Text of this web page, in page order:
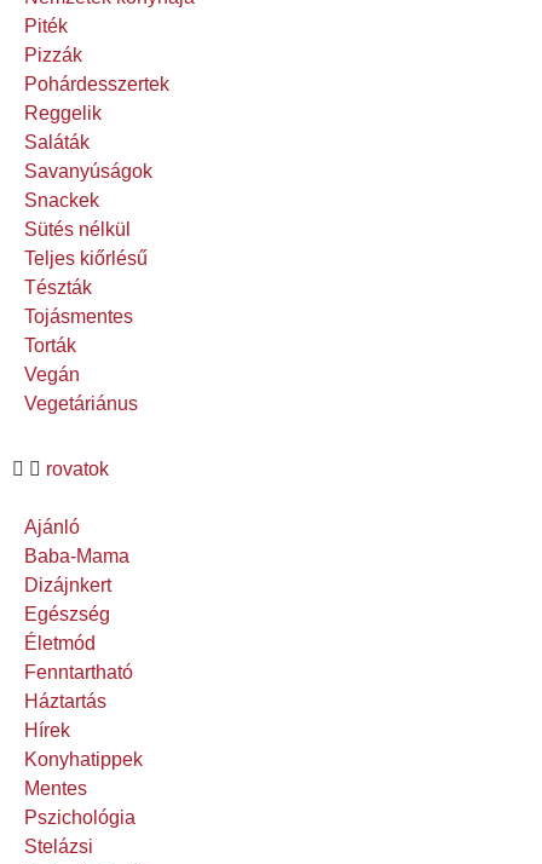
Piték
Pizzák
Pohárdesszertek
Reggelik
Saláták
Savanyúságok
Snackek
Sütés nélkül
Teljes kiőrlésű
Tészták
Tojásmentes
Torták
Vegán
Vegetáriánus
rovatok
Ajánló
Baba-Mama
Dizájnkert
Egészség
Életmód
Fenntartható
Háztartás
Hírek
Konyhatippek
Mentes
Pszichológia
Stelázsi